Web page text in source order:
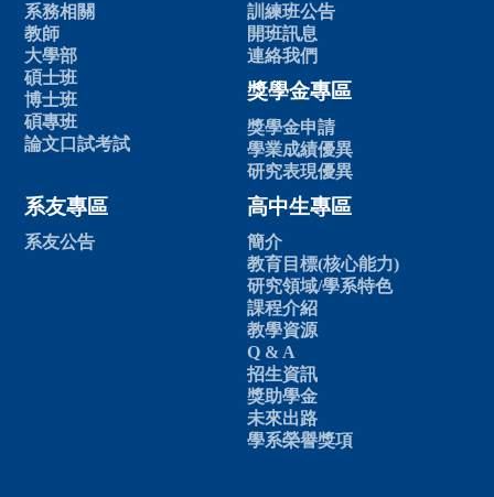
系務相關
教師
大學部
碩士班
博士班
碩專班
論文口試考試
訓練班公告
開班訊息
連絡我們
獎學金專區
獎學金申請
學業成績優異
研究表現優異
系友專區
系友公告
高中生專區
簡介
教育目標(核心能力)
研究領域/學系特色
課程介紹
教學資源
Q & A
招生資訊
獎助學金
未來出路
學系榮譽獎項